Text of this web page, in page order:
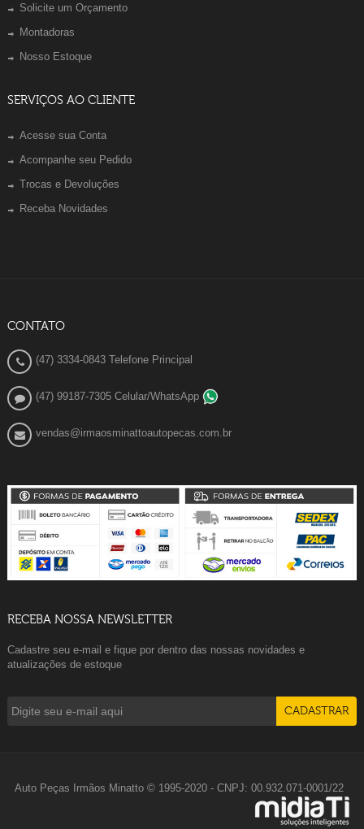
Solicite um Orçamento
Montadoras
Nosso Estoque
SERVIÇOS AO CLIENTE
Acesse sua Conta
Acompanhe seu Pedido
Trocas e Devoluções
Receba Novidades
CONTATO
(47) 3334-0843 Telefone Principal
(47) 99187-7305 Celular/WhatsApp
vendas@irmaosminattoautopecas.com.br
RECEBA NOSSA NEWSLETTER
Cadastre seu e-mail e fique por dentro das nossas novidades e
atualizações de estoque
Auto Peças Irmãos Minatto © 1995-2020 - CNPJ: 00.932.071-0001/22